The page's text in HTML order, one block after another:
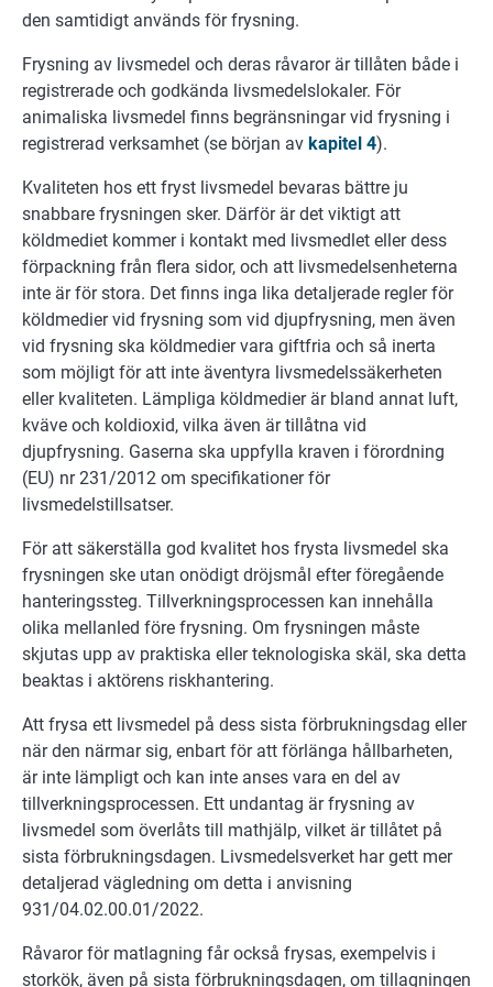
den samtidigt används för frysning.
Frysning av livsmedel och deras råvaror är tillåten både i
registrerade och godkända livsmedelslokaler. För
animaliska livsmedel finns begränsningar vid frysning i
registrerad verksamhet (se början av kapitel 4).
Kvaliteten hos ett fryst livsmedel bevaras bättre ju
snabbare frysningen sker. Därför är det viktigt att
köldmediet kommer i kontakt med livsmedlet eller dess
förpackning från flera sidor, och att livsmedelsenheterna
inte är för stora. Det finns inga lika detaljerade regler för
köldmedier vid frysning som vid djupfrysning, men även
vid frysning ska köldmedier vara giftfria och så inerta
som möjligt för att inte äventyra livsmedelssäkerheten
eller kvaliteten. Lämpliga köldmedier är bland annat luft,
kväve och koldioxid, vilka även är tillåtna vid
djupfrysning. Gaserna ska uppfylla kraven i förordning
(EU) nr 231/2012 om specifikationer för
livsmedelstillsatser.
För att säkerställa god kvalitet hos frysta livsmedel ska
frysningen ske utan onödigt dröjsmål efter föregående
hanteringssteg. Tillverkningsprocessen kan innehålla
olika mellanled före frysning. Om frysningen måste
skjutas upp av praktiska eller teknologiska skäl, ska detta
beaktas i aktörens riskhantering.
Att frysa ett livsmedel på dess sista förbrukningsdag eller
när den närmar sig, enbart för att förlänga hållbarheten,
är inte lämpligt och kan inte anses vara en del av
tillverkningsprocessen. Ett undantag är frysning av
livsmedel som överlåts till mathjälp, vilket är tillåtet på
sista förbrukningsdagen. Livsmedelsverket har gett mer
detaljerad vägledning om detta i anvisning
931/04.02.00.01/2022.
Råvaror för matlagning får också frysas, exempelvis i
storkök, även på sista förbrukningsdagen, om tillagningen